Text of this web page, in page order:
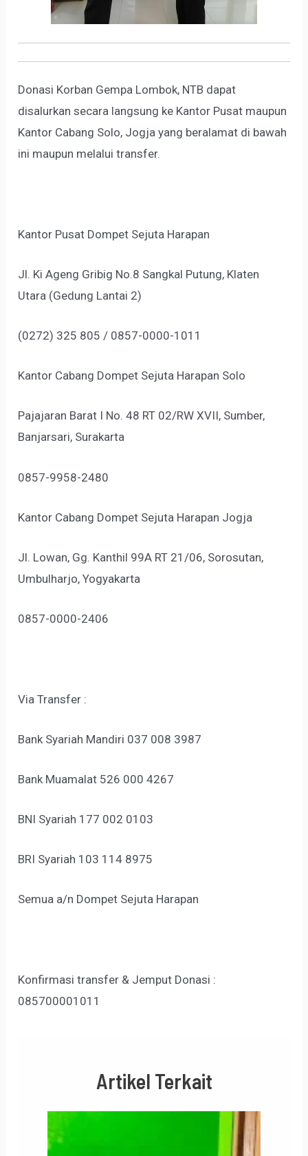
Donasi Korban Gempa Lombok, NTB dapat
disalurkan secara langsung ke Kantor Pusat maupun
Kantor Cabang Solo, Jogja yang beralamat di bawah
ini maupun melalui transfer.
Kantor Pusat Dompet Sejuta Harapan
Jl. Ki Ageng Gribig No.8 Sangkal Putung, Klaten
Utara (Gedung Lantai 2)
(0272) 325 805 / 0857-0000-1011
Kantor Cabang Dompet Sejuta Harapan Solo
Pajajaran Barat I No. 48 RT 02/RW XVII, Sumber,
Banjarsari, Surakarta
0857-9958-2480
Kantor Cabang Dompet Sejuta Harapan Jogja
Jl. Lowan, Gg. Kanthil 99A RT 21/06, Sorosutan,
Umbulharjo, Yogyakarta
0857-0000-2406
Via Transfer :
Bank Syariah Mandiri 037 008 3987
Bank Muamalat 526 000 4267
BNI Syariah 177 002 0103
BRI Syariah 103 114 8975
Semua a/n Dompet Sejuta Harapan
Konfirmasi transfer & Jemput Donasi :
085700001011
Artikel Terkait